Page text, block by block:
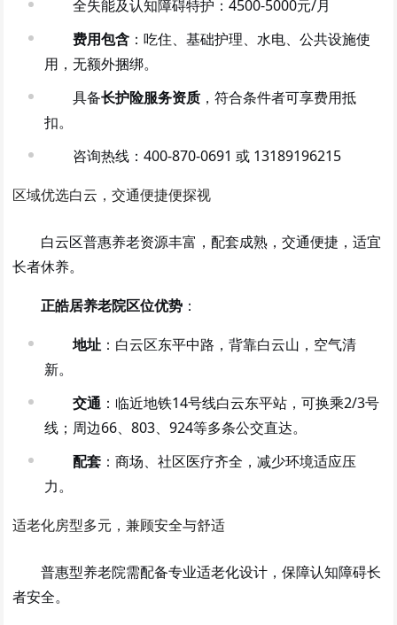
全失能及认知障碍特护：4500-5000元/月
费用包含 ：吃住、基础护理、水电、公共设施使
用，无额外捆绑。
具备长护险服务资质 ，符合条件者可享费用抵
扣。
咨询热线：400-870-0691 或 13189196215
区域优选白云，交通便捷便探视
白云区普惠养老资源丰富，配套成熟，交通便捷，适宜
长者休养。
正皓居养老院区位优势 ：
地址 ：白云区东平中路，背靠白云山，空气清
新。
交通 ：临近地铁14号线白云东平站，可换乘2/3号
线；周边66、803、924等多条公交直达。
配套 ：商场、社区医疗齐全，减少环境适应压
力。
适老化房型多元，兼顾安全与舒适
普惠型养老院需配备专业适老化设计，保障认知障碍长
者安全。